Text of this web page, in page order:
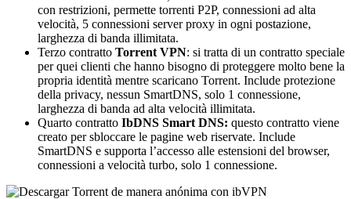
con restrizioni, permette torrenti P2P, connessioni ad alta
velocità, 5 connessioni server proxy in ogni postazione,
larghezza di banda illimitata.
Terzo contratto Torrent VPN: si tratta di un contratto speciale
per quei clienti che hanno bisogno di proteggere molto bene la
propria identità mentre scaricano Torrent. Include protezione
della privacy, nessun SmartDNS, solo 1 connessione,
larghezza di banda ad alta velocità illimitata.
Quarto contratto IbDNS Smart DNS: questo contratto viene
creato per sbloccare le pagine web riservate. Include
SmartDNS e supporta l’accesso alle estensioni del browser,
connessioni a velocità turbo, solo 1 connessione.